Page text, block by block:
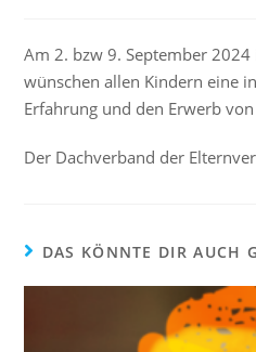
Am 2. bzw 9. September
wünschen allen Kindern eine
Erfahrung und den Erwerb
Der Dachverband der
DAS KÖNNTE DIR AUCH